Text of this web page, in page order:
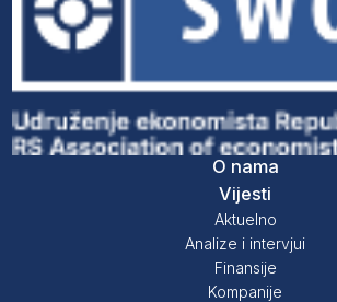
O nama
Vijesti
Aktuelno
Analize i intervjui
Finansije
Kompanije